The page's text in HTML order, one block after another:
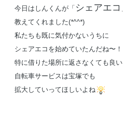
今日はしんくんが「 シェアエコ
教えてくれました(*^^*)
私たちも既に気付かないうちに
シェアエコを始めていたんだね〜！
特に借りた場所に返さなくても良い
自転車サービスは宝塚でも
拡大していってほしいよね